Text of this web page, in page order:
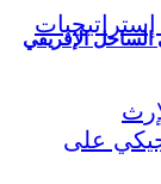
الساحل الإفريقي